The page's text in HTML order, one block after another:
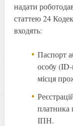
надати
статтею 24
входять:
Паспорт
особу
місця
ІПН.